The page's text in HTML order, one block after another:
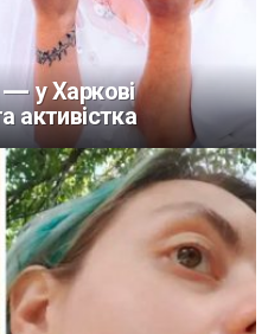
— у Харкові
активістка